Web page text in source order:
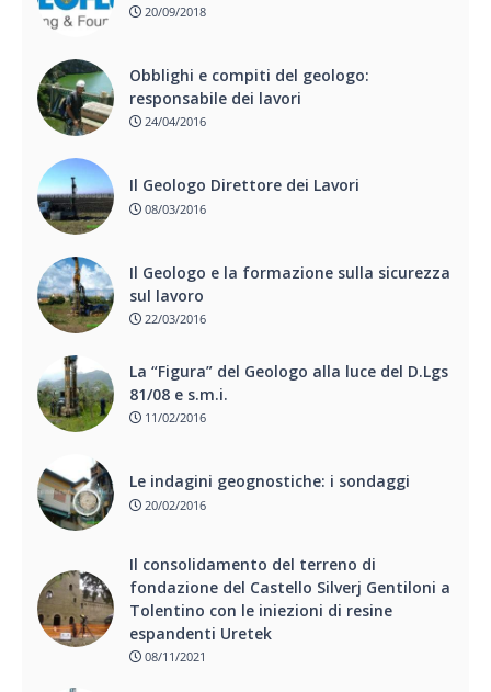
20/09/2018
Obblighi e compiti del geologo:
responsabile dei lavori
24/04/2016
Il Geologo Direttore dei Lavori
08/03/2016
Il Geologo e la formazione sulla sicurezza
sul lavoro
22/03/2016
La “Figura” del Geologo alla luce del D.Lgs
81/08 e s.m.i.
11/02/2016
Le indagini geognostiche: i sondaggi
20/02/2016
Il consolidamento del terreno di
fondazione del Castello Silverj Gentiloni a
Tolentino con le iniezioni di resine
espandenti Uretek
08/11/2021